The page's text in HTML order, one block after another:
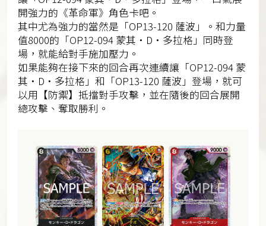
開強力的《革命軍》角色卡吧。
其中尤為強力的當然是「OP13-120 薩波」。和力量
值8000的「OP12-094 蒙其・D・多拉格」同時登
場，就能給對手施加壓力。
如果能夠在接下來的回合再次連續讓「OP12-094 蒙
其・D・多拉格」和「OP13-120 薩波」登場，就可
以用【防禦】抵擋對手攻擊，並在隨後的回合展開
總攻擊、奪取勝利。